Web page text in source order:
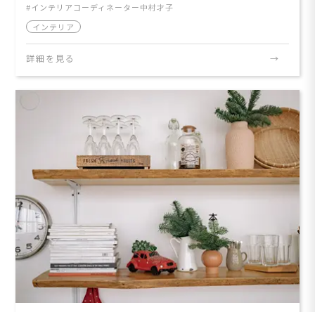
インテリアコーディネーター中村才子
インテリア
詳細を見る